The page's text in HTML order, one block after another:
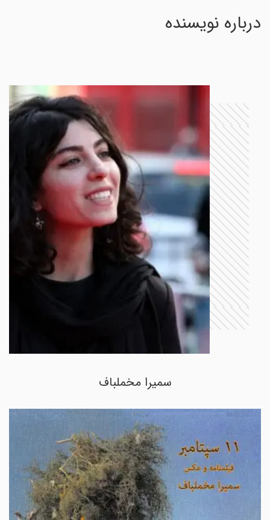
درباره نویسنده
سمیرا مخملباف